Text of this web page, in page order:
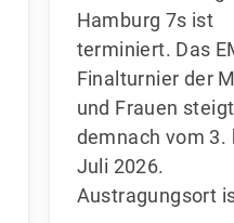
Hamburg 7s ist
terminiert. Das
Finalturnier der
und Frauen steigt
demnach vom 3.
Juli 2026.
Austragungsort